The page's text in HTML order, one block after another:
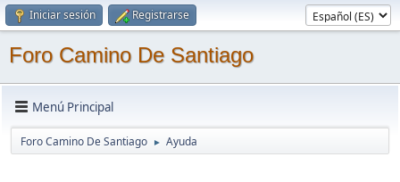
Iniciar sesión Registrarse
Foro Camino De Santiago
Menú Principal
Foro Camino De Santiago ► Ayuda